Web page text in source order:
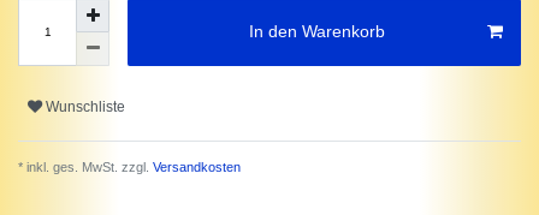
In den Warenkorb
Wunschliste
* inkl. ges. MwSt. zzgl. Versandkosten